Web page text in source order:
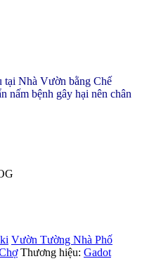
Nhà Vườn bằng Chế
nấm bệnh gây hại nên chân
Vườn Tường Nhà Phố
Thương hiệu: Gadot